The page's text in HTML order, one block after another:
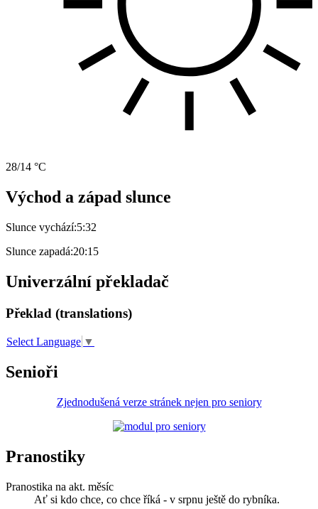
28/14 °C
Východ a západ slunce
Slunce vychází:5:32
Slunce zapadá:20:15
Univerzální překladač
Překlad (translations)
Select Language ▼
Senioři
Zjednodušená verze stránek nejen pro seniory
Pranostiky
Pranostika na akt. měsíc
Ať si kdo chce, co chce říká - v srpnu ještě do rybníka.